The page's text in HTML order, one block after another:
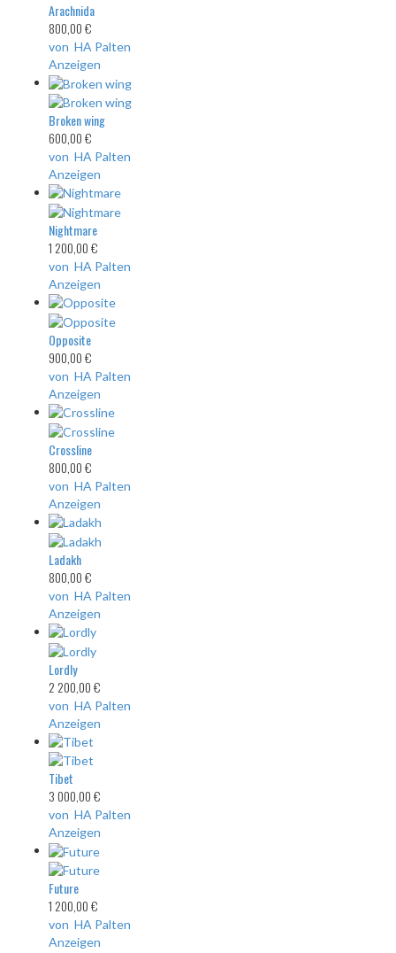
Arachnida
800,00 €
von HA Palten
Anzeigen
Broken wing
600,00 €
von HA Palten
Anzeigen
Nightmare
1 200,00 €
von HA Palten
Anzeigen
Opposite
900,00 €
von HA Palten
Anzeigen
Crossline
800,00 €
von HA Palten
Anzeigen
Ladakh
800,00 €
von HA Palten
Anzeigen
Lordly
2 200,00 €
von HA Palten
Anzeigen
Tibet
3 000,00 €
von HA Palten
Anzeigen
Future
1 200,00 €
von HA Palten
Anzeigen